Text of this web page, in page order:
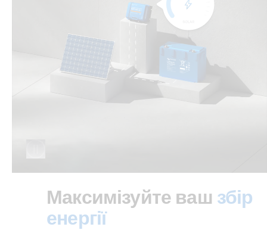
Максимізуйте ваш збір
енергії